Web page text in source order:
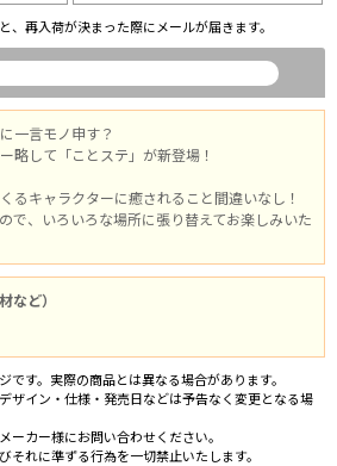
再入荷が決まった際にメールが届きます。
一言モノ申す？
略して「ことステ」が新登場！
るキャラクターに癒されること間違いなし！
で、いろいろな場所に張り替えてお楽しみいた
など）
です。実際の商品とは異なる場合があります。
ザイン・仕様・発売日などは予告なく変更となる場
ーカー様にお問い合わせください。
それに準ずる行為を一切禁止いたします。